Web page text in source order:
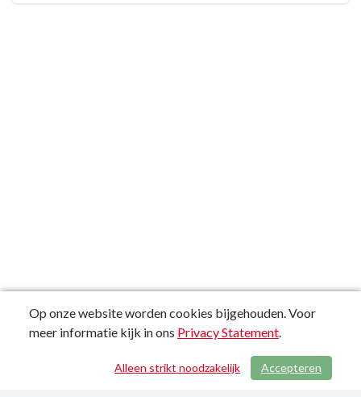
/ 756
Op onze website worden cookies bijgehouden. Voor
meer informatie kijk in ons Privacy Statement.
Accepteren
Alleen strikt noodzakelijk